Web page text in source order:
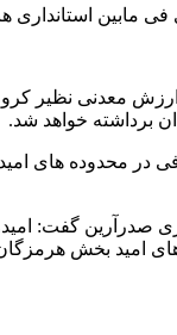
مابین
معدنی نظیر
برداشته خواهد شد.
در محدوده های
گفت: